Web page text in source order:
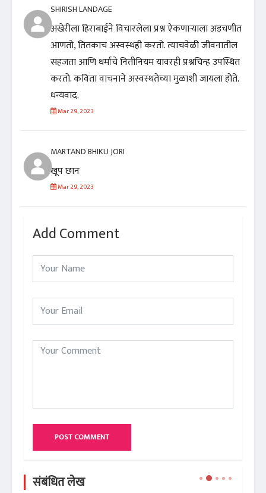
SHIRISH LANDAGE
अखेरीला हिराबाईने विचारलेला प्रश्न ऐकणाऱ्याला अडचणीत
आणतो, तितकाच अस्वस्थही करतो. त्याचवेळी जीवनातील
सहजता आणि धर्मांचे नितीनियम यावरही प्रश्नचिन्ह उपस्थित
करतो. कविता वाचनाने अस्वस्थतेच्या मुळाशी जायला होते.
धन्यवाद.
Mar 29, 2023
MARTAND BHIKU JORI
खूप छान
Mar 29, 2023
Add Comment
POST COMMENT
संबंधित लेख